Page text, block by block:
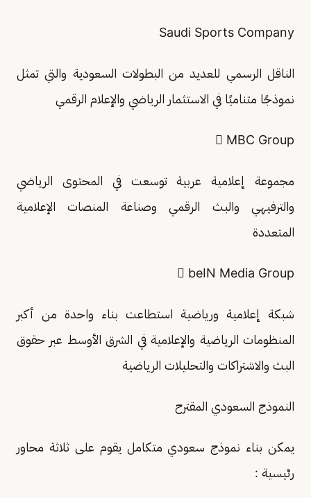
Saudi Sports Company
الناقل الرسمي للعديد من البطولات السعودية والتي تمثل
نموذجًا متناميًا في الاستثمار الرياضي والإعلام الرقمي
 MBC Group
مجموعة إعلامية عربية توسعت في المحتوى الرياضي
والترفيهي والبث الرقمي وصناعة المنصات الإعلامية
المتعددة
 beIN Media Group
شبكة إعلامية ورياضية استطاعت بناء واحدة من أكبر
المنظومات الرياضية والإعلامية في الشرق الأوسط عبر حقوق
البث والاشتراكات والتحليلات الرياضية
النموذج السعودي المقترح
يمكن بناء نموذج سعودي متكامل يقوم على ثلاثة محاور
رئيسية :